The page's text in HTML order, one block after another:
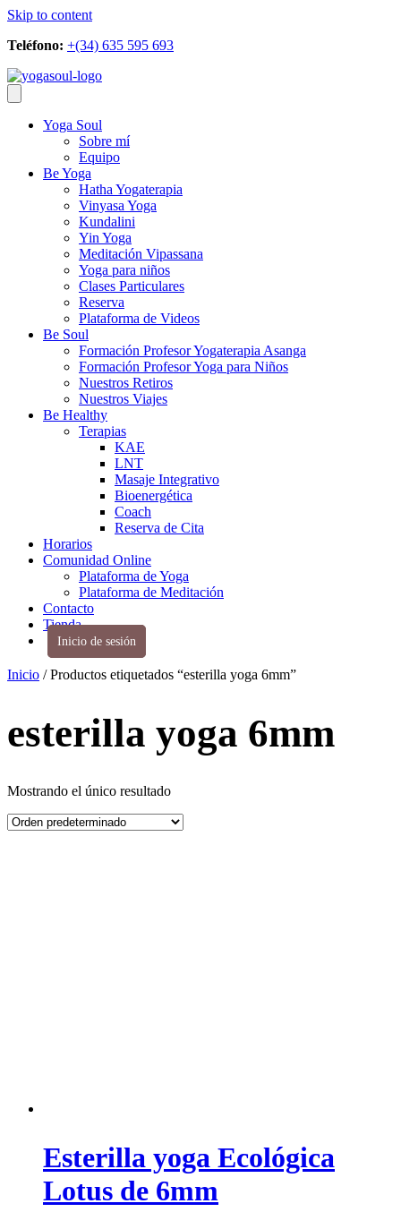
Skip to content
Teléfono: +(34) 635 595 693
Yoga Soul
Sobre mí
Equipo
Be Yoga
Hatha Yogaterapia
Vinyasa Yoga
Kundalini
Yin Yoga
Meditación Vipassana
Yoga para niños
Clases Particulares
Reserva
Plataforma de Videos
Be Soul
Formación Profesor Yogaterapia Asanga
Formación Profesor Yoga para Niños
Nuestros Retiros
Nuestros Viajes
Be Healthy
Terapias
KAE
LNT
Masaje Integrativo
Bioenergética
Coach
Reserva de Cita
Horarios
Comunidad Online
Plataforma de Yoga
Plataforma de Meditación
Contacto
Tienda
Inicio de sesión
Inicio / Productos etiquetados “esterilla yoga 6mm”
esterilla yoga 6mm
Mostrando el único resultado
Esterilla yoga Ecológica
Lotus de 6mm